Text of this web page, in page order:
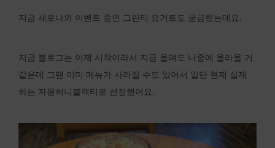
지금 새로나와 이벤트 중인 그린티 요거트도 궁금했는데요.
지금 블로그는 이제 시작이라서 지금 올려도 나중에 올라올 거
같은데 그땐 이미 메뉴가 사라질 수도 있어서 일단 현재 실제
하는 자몽허니블랙티로 선정했어요.